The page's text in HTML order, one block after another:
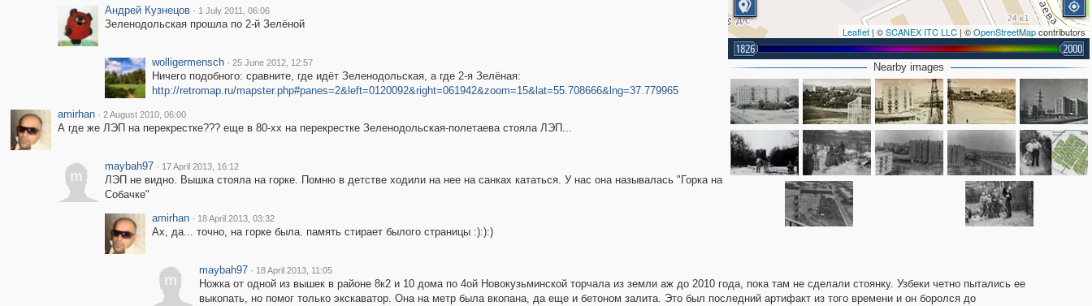
Leaflet | ©SCANEX ITC LLC | ©OpenStreetMapcontributors
1826 2000
Nearby images
Андрей Кузнецов · 1 July 2011, 06:06
Зеленодольская прошла по 2-й Зелёной
wolligermensch · 25 June 2012, 12:57
Ничего подобного: сравните, где идёт Зеленодольская, а где 2-я Зелёная:
http://retromap.ru/mapster.php#panes=2&left=0120092&right=061942&zoom=15&lat=55.708666&lng=37.779965
amirhan · 2 August 2010, 06:00
А где же ЛЭП на перекрестке??? еще в 80-хх на перекрестке Зеленодольская-полетаева стояла ЛЭП...
m
maybah97 · 17 April 2013, 16:12
ЛЭП не видно. Вышка стояла на горке. Помню в детстве ходили на нее на санках кататься. У нас она называлась "Горка на
Собачке"
amirhan · 18 April 2013, 03:32
Ах, да... точно, на горке была. память стирает былого страницы :):):)
m
maybah97 · 18 April 2013, 11:05
Ножка от одной из вышек в районе 8к2 и 10 дома по 4ой Новокузьминской торчала из земли аж до 2010 года, пока там не сделали стоянку. Узбеки четно пытались ее
выкопать, но помог только экскаватор. Она на метр была вкопана, да еще и бетоном залита. Это был последний артифакт из того времени и он боролся до